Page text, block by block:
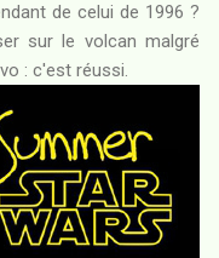
de celui de 1996 ?
sur le volcan malgré
: c'est réussi.